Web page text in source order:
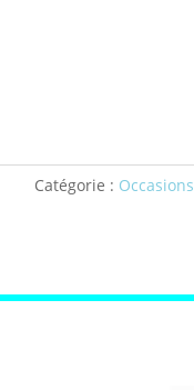
Catégorie : Occasions